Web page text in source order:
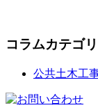
コラムカテゴリ
公共土木工